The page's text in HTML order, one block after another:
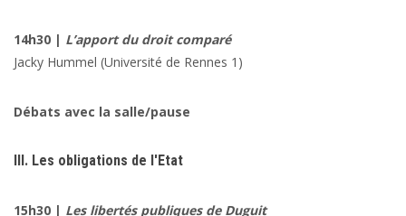
14h30 | L’apport du droit comparé
Jacky Hummel (Université de Rennes 1)
Débats avec la salle/pause
III. Les obligations de l'Etat
15h30 | Les libertés publiques de Duguit